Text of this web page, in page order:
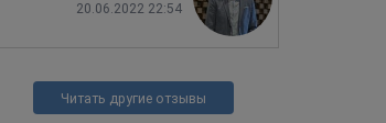
Скидка 40%
20.06.2022 22:54
Читать другие отзывы